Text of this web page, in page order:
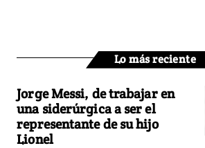
Lo más reciente
Jorge Messi, de trabajar en
una siderúrgica a ser el
representante de su hijo
Lionel